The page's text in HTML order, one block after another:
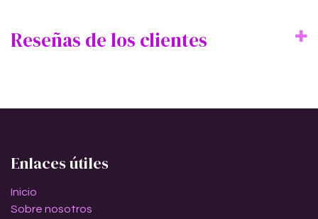
Reseñas de los clientes
Enlaces útiles
Inicio
Sobre nosotros